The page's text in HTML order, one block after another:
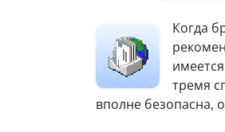
Когда
тремя
вполне безопасна,